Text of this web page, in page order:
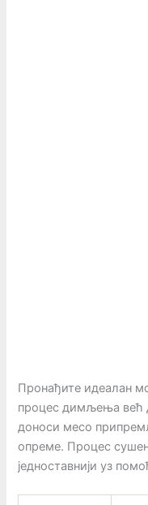
Пронађите идеалан
процес димљења већ
доноси месо
опреме. Процес
једноставнији уз